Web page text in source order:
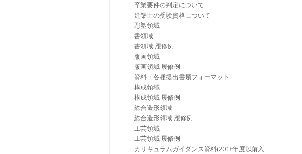
卒業要件の判定について
建築士の受験資格について
彫塑領域
書領域
書領域 履修例
版画領域
版画領域 履修例
資料・各種提出書類フォーマット
構成領域
構成領域 履修例
総合造形領域
総合造形領域 履修例
工芸領域
工芸領域 履修例
カリキュラムガイダンス資料(2018年度以前入